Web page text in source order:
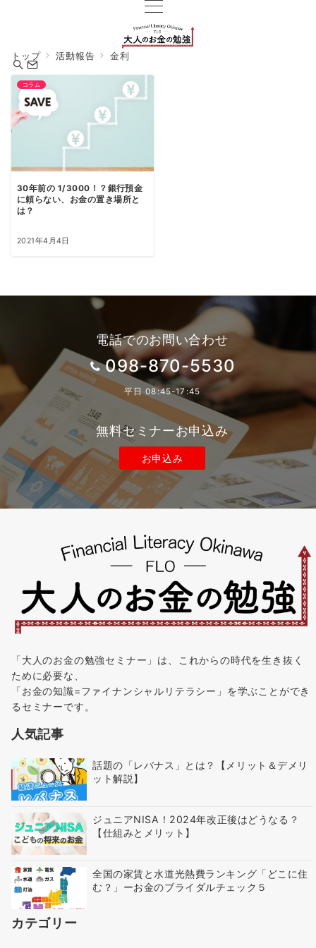
トップ 活動報告 金利
コラム
30年前の 1/3000！？銀行預金
に頼らない、お金の置き場所と
は？
2021年4月4日
電話でのお問い合わせ
098-870-5530
平日 08:45-17:45
無料セミナーお申込み
お申込み
「大人のお金の勉強セミナー」は、これからの時代を生き抜く
ために必要な、
「お金の知識=ファイナンシャルリテラシー」を学ぶことができ
るセミナーです。
人気記事
話題の「レバナス」とは？【メリット＆デメリ
ット解説】
ジュニアNISA！2024年改正後はどうなる？
【仕組みとメリット】
全国の家賃と水道光熱費ランキング「どこに住
む？」ーお金のブライダルチェック５
カテゴリー